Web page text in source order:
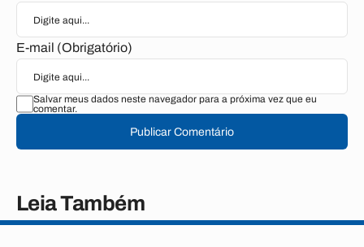
E-mail (Obrigatório)
Salvar meus dados neste navegador para a próxima vez que eu
comentar.
Publicar Comentário
Leia Também